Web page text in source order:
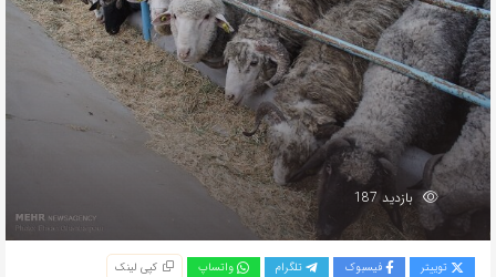
بازدید 187
توییتر فیسبوک تلگرام واتساپ کپی لینک